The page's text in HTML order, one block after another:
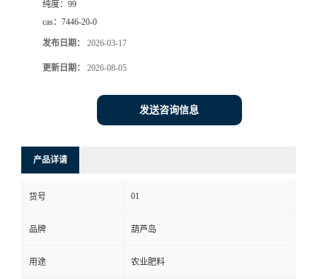
纯度： 99
cas： 7446-20-0
发布日期： 2026-03-17
更新日期： 2026-08-05
发送咨询信息
产品详请
货号 01
品牌 葫芦岛
用途 农业肥料